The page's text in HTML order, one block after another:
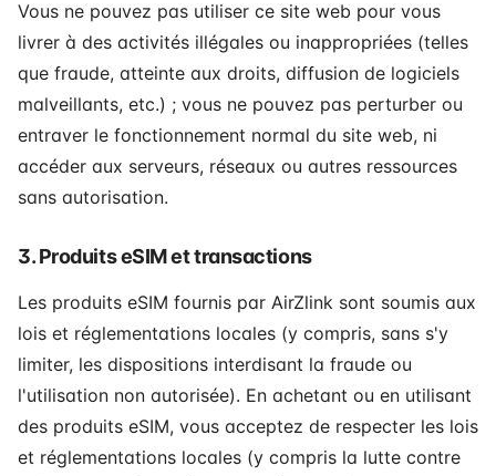
Vous ne pouvez pas utiliser ce site web pour vous
livrer à des activités illégales ou inappropriées (telles
que fraude, atteinte aux droits, diffusion de logiciels
malveillants, etc.) ; vous ne pouvez pas perturber ou
entraver le fonctionnement normal du site web, ni
accéder aux serveurs, réseaux ou autres ressources
sans autorisation.
3. Produits eSIM et transactions
Les produits eSIM fournis par AirZlink sont soumis aux
lois et réglementations locales (y compris, sans s'y
limiter, les dispositions interdisant la fraude ou
l'utilisation non autorisée). En achetant ou en utilisant
des produits eSIM, vous acceptez de respecter les lois
et réglementations locales (y compris la lutte contre